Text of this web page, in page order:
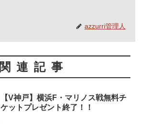
azzurri管理人
関連記事
【V神戸】横浜F・マリノス戦無料チ
ケットプレゼント終了！！